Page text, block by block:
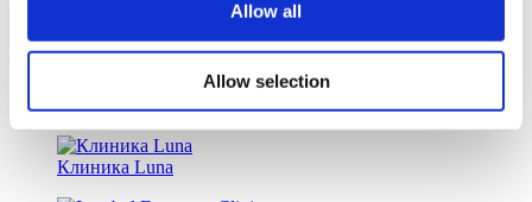
Allow all
Allow selection
Займы на медицинские услуги и опции по медицинским
Похожие Клиники
Клиника Luna